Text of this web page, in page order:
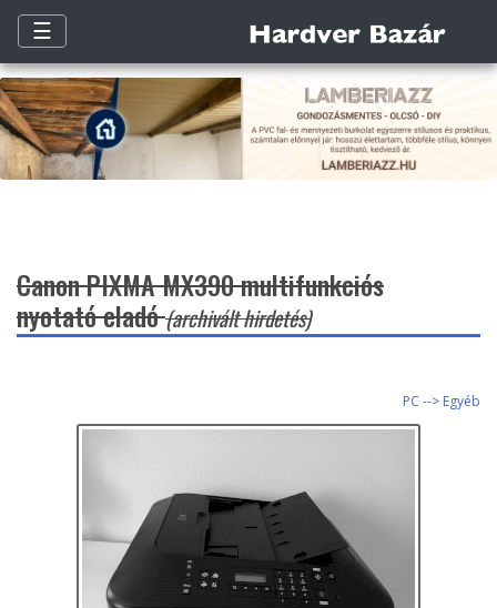
☰
Canon PIXMA MX390 multifunkciós
nyotató eladó(archivált hirdetés)
PC --> Egyéb